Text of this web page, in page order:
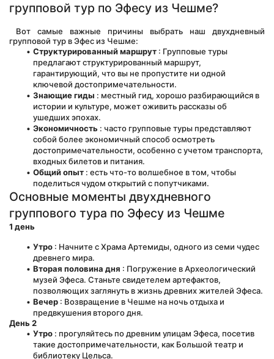
групповой тур по Эфесу из Чешме?
групповой тур в Эфес из Чешме:
Структурированный маршрут : Групповые туры
предлагают структурированный маршрут,
гарантирующий, что вы не пропустите ни одной
ключевой достопримечательности.
Знающие гиды : местный гид, хорошо разбирающийся в
истории и культуре, может оживить рассказы об
ушедших эпохах.
Экономичность : часто групповые туры представляют
собой более экономичный способ осмотреть
достопримечательности, особенно с учетом транспорта,
входных билетов и питания.
Общий опыт : есть что-то волшебное в том, чтобы
поделиться чудом открытий с попутчиками.
Основные моменты двухдневного
группового тура по Эфесу из Чешме
1 день
Утро : Начните с Храма Артемиды, одного из семи чудес
древнего мира.
Вторая половина дня : Погружение в Археологический
музей Эфеса. Станьте свидетелем артефактов,
позволяющих заглянуть в жизнь древних жителей Эфеса.
Вечер : Возвращение в Чешме на ночь отдыха и
предвкушения второго дня.
День 2
Утро : прогуляйтесь по древним улицам Эфеса, посетив
такие достопримечательности, как Большой театр и
библиотеку Цельса.